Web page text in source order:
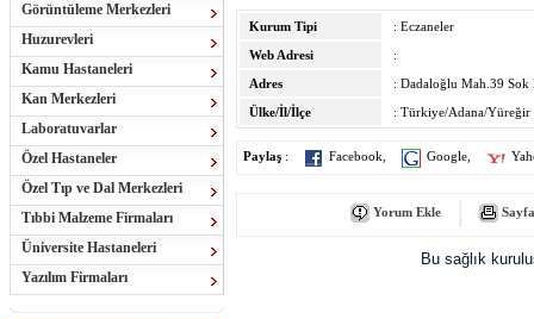
Görüntüleme Merkezleri
Huzurevleri
Kamu Hastaneleri
Kan Merkezleri
Laboratuvarlar
Özel Hastaneler
Özel Tıp ve Dal Merkezleri
Tıbbi Malzeme Firmaları
Üniversite Hastaneleri
Yazılım Firmaları
Kurum Tipi
: Eczaneler
Web Adresi
:
Adres
: Dadaloğlu Mah.39 Sok
Ülke/İl/İlçe
: Türkiye/Adana/Yüreğir
Paylaş : Facebook Google
Yorum Ekle
Bu sağlık